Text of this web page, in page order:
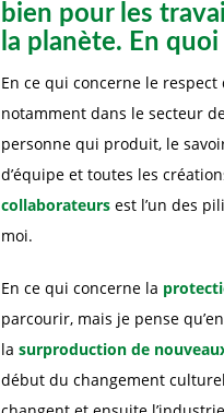
bien pour les
la planète. En
En ce qui concerne le
notamment dans le secteur
personne qui produit, le
d’équipe et toutes les
collaborateurs est l’un des
moi.
En ce qui concerne la
parcourir, mais je pense
la surproduction de
début du changement